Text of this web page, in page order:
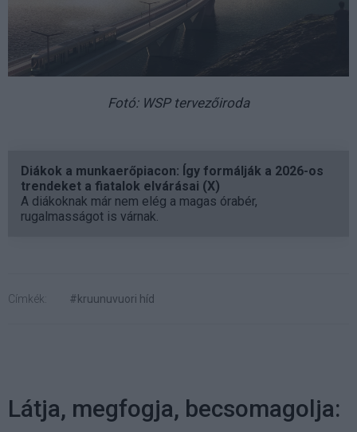
Fotó: WSP tervezőiroda
Diákok a munkaerőpiacon: Így formálják a 2026-os
trendeket a fiatalok elvárásai (X)
A diákoknak már nem elég a magas órabér,
rugalmasságot is várnak.
Címkék: #kruunuvuori híd
Látja, megfogja, becsomagolja: